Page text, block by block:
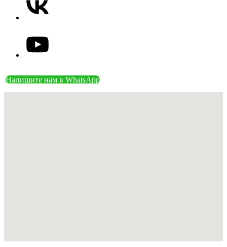
Напишите нам в WhatsApp